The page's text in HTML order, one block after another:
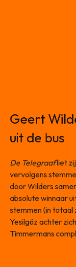
Geert
uit de bus
De Telegraafliet
vervolgens
door Wilders
absolute winnaar
stemmen (in totaal
Yesilgöz achter
Timmermans